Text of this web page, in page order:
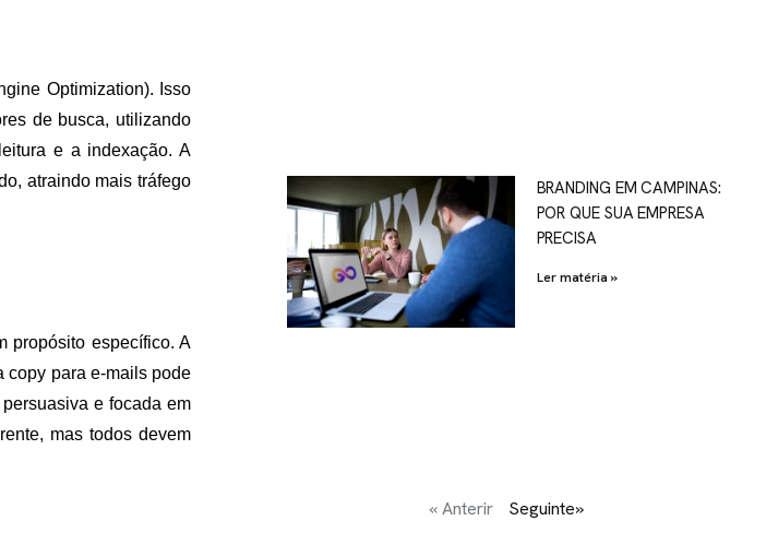
FALE CONOSCO
contato@eamidiadigital.com.br
Optimization). Isso
de busca, utilizando
e a indexação. A
atraindo mais tráfego
propósito específico. A
copy para e-mails pode
e focada em
mas todos devem
BRANDING EM CAMPINAS:
POR QUE SUA EMPRESA
PRECISA
Ler matéria »
« Anterir Seguinte»